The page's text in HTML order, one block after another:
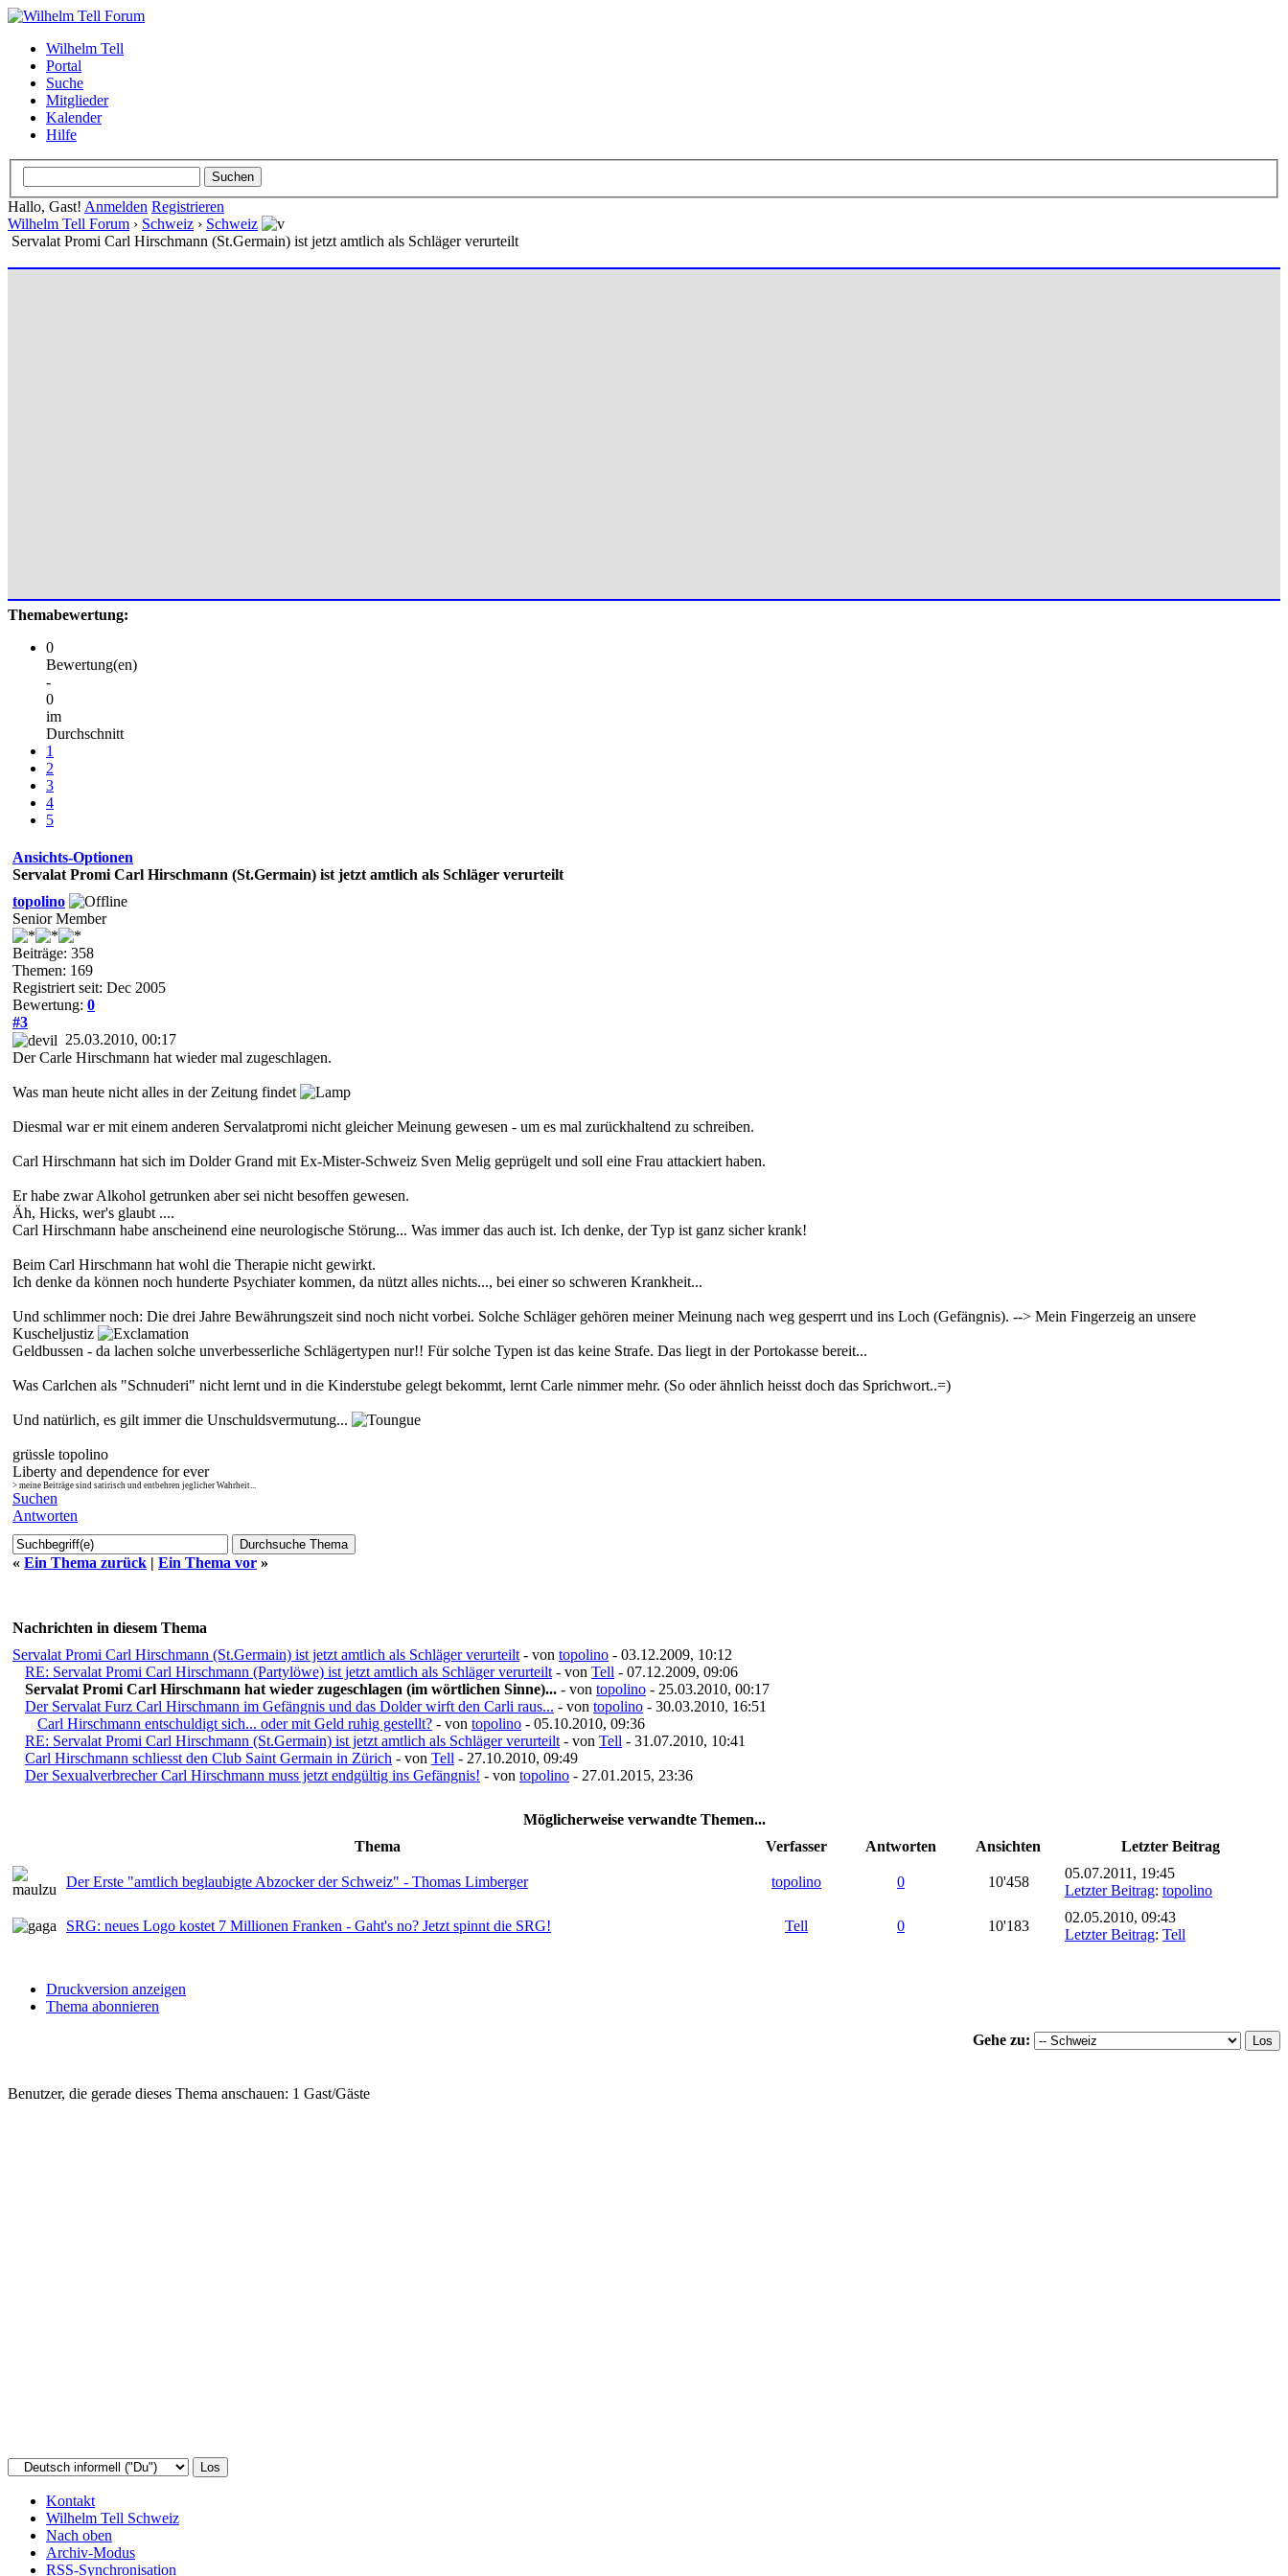
Wilhelm Tell
Portal
Suche
Mitglieder
Kalender
Hilfe
Hallo, Gast! Anmelden Registrieren
Wilhelm Tell Forum › Schweiz › Schweiz
Servalat Promi Carl Hirschmann (St.Germain) ist jetzt amtlich als Schläger verurteilt
Themabewertung:
0
Bewertung(en)
-
0
im
Durchschnitt
1
2
3
4
5
Ansichts-Optionen
Servalat Promi Carl Hirschmann (St.Germain) ist jetzt amtlich als Schläger verurteilt
topolino
Senior Member
Beiträge: 358
Themen: 169
Registriert seit: Dec 2005
Bewertung: 0
#3
25.03.2010, 00:17
Der Carle Hirschmann hat wieder mal zugeschlagen.
Was man heute nicht alles in der Zeitung findet
Diesmal war er mit einem anderen Servalatpromi nicht gleicher Meinung gewesen - um es mal zurückhaltend zu schreiben.
Carl Hirschmann hat sich im Dolder Grand mit Ex-Mister-Schweiz Sven Melig geprügelt und soll eine Frau attackiert haben.
Er habe zwar Alkohol getrunken aber sei nicht besoffen gewesen.
Äh, Hicks, wer's glaubt ....
Carl Hirschmann habe anscheinend eine neurologische Störung... Was immer das auch ist. Ich denke, der Typ ist ganz sicher krank!
Beim Carl Hirschmann hat wohl die Therapie nicht gewirkt.
Ich denke da können noch hunderte Psychiater kommen, da nützt alles nichts..., bei einer so schweren Krankheit...
Und schlimmer noch: Die drei Jahre Bewährungszeit sind noch nicht vorbei. Solche Schläger gehören meiner Meinung nach weg gesperrt und ins Loch (Gefängnis). --> Mein Fingerzeig an unsere
Kuscheljustiz
Geldbussen - da lachen solche unverbesserliche Schlägertypen nur!! Für solche Typen ist das keine Strafe. Das liegt in der Portokasse bereit...
Was Carlchen als "Schnuderi" nicht lernt und in die Kinderstube gelegt bekommt, lernt Carle nimmer mehr. (So oder ähnlich heisst doch das Sprichwort..=)
Und natürlich, es gilt immer die Unschuldsvermutung...
grüssle topolino
Liberty and dependence for ever
> meine Beiträge sind satirisch und entbehren jeglicher Wahrheit...
Suchen
Antworten
« Ein Thema zurück | Ein Thema vor »
Nachrichten in diesem Thema
Servalat Promi Carl Hirschmann (St.Germain) ist jetzt amtlich als Schläger verurteilt - von topolino - 03.12.2009, 10:12
RE: Servalat Promi Carl Hirschmann (Partylöwe) ist jetzt amtlich als Schläger verurteilt - von Tell - 07.12.2009, 09:06
Servalat Promi Carl Hirschmann hat wieder zugeschlagen (im wörtlichen Sinne)... - von topolino - 25.03.2010, 00:17
Der Servalat Furz Carl Hirschmann im Gefängnis und das Dolder wirft den Carli raus... - von topolino - 30.03.2010, 16:51
Carl Hirschmann entschuldigt sich... oder mit Geld ruhig gestellt? - von topolino - 05.10.2010, 09:36
RE: Servalat Promi Carl Hirschmann (St.Germain) ist jetzt amtlich als Schläger verurteilt - von Tell - 31.07.2010, 10:41
Carl Hirschmann schliesst den Club Saint Germain in Zürich - von Tell - 27.10.2010, 09:49
Der Sexualverbrecher Carl Hirschmann muss jetzt endgültig ins Gefängnis! - von topolino - 27.01.2015, 23:36
Möglicherweise verwandte Themen...
Thema
Verfasser Antworten Ansichten Letzter Beitrag
Der Erste "amtlich beglaubigte Abzocker der Schweiz" - Thomas Limberger topolino 0 10'458
05.07.2011, 19:45
Letzter Beitrag: topolino
SRG: neues Logo kostet 7 Millionen Franken - Gaht's no? Jetzt spinnt die SRG! Tell 0 10'183
02.05.2010, 09:43
Letzter Beitrag: Tell
Druckversion anzeigen
Thema abonnieren
Gehe zu:
Benutzer, die gerade dieses Thema anschauen: 1 Gast/Gäste
Kontakt
Wilhelm Tell Schweiz
Nach oben
Archiv-Modus
RSS-Synchronisation